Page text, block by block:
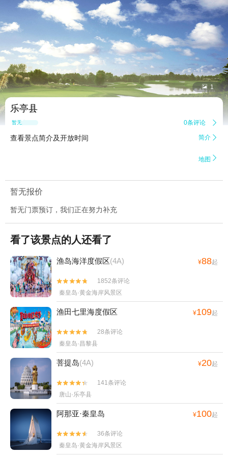
 1
乐亭县
暂无点评 0条评论 
查看景点简介及开放时间 简介 
地图 
暂无报价
暂无门票预订，我们正在努力补充
看了该景点的人还看了
渔岛海洋度假区(4A) ¥88起


1852条评论
秦皇岛·黄金海岸风景区
渔田七里海度假区 ¥109起


28条评论
秦皇岛·昌黎县
菩提岛(4A) ¥20起


141条评论
唐山·乐亭县
阿那亚·秦皇岛 ¥100起


36条评论
秦皇岛·黄金海岸风景区